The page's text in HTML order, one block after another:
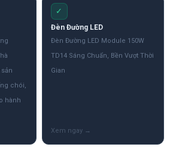
chói,
hành
✓
Đèn Đường LED
Đèn Đường LED Module 150W
TD14 Sáng Chuẩn, Bền Vượt Thời
Gian